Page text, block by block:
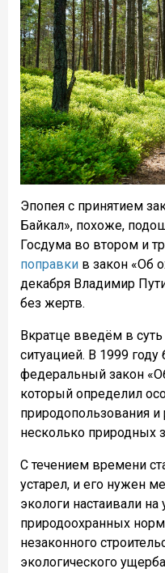
Эпопея с принятием
Байкал», похоже,
Госдума во втором и
поправки в закон «Об
декабря Владимир
без жертв.
Вкратце введём в
ситуацией. В 1999
федеральный закон
который определил
природопользования
несколько природных
С течением времени
устарел, и его нужен
экологи настаивали на
природоохранных норм
незаконного
экологического